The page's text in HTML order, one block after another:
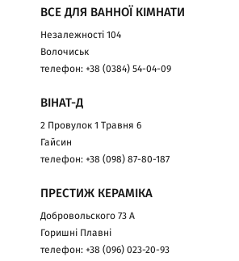
ВСЕ ДЛЯ ВАННОЇ КІМНАТИ
Незалежності 104
Волочиськ
телефон: +38 (0384) 54-04-09
ВІНАТ-Д
2 Провулок 1 Травня 6
Гайсин
телефон: +38 (098) 87-80-187
ПРЕСТИЖ КЕРАМІКА
Добровольского 73 А
Горишні Плавні
телефон: +38 (096) 023-20-93